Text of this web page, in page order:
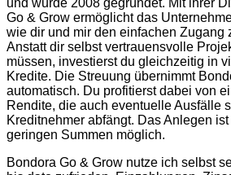
und wurde 2008 gegründet. Mit ihrer
Go & Grow ermöglicht das
wie dir und mir den einfachen Zugang
Anstatt dir selbst vertrauensvolle
müssen, investierst du gleichzeitig in
Kredite. Die Streuung übernimmt
automatisch. Du profitierst dabei von
Rendite, die auch eventuelle Ausfälle
Kreditnehmer abfängt. Das Anlegen
geringen Summen möglich.
Bondora Go & Grow nutze ich selbst